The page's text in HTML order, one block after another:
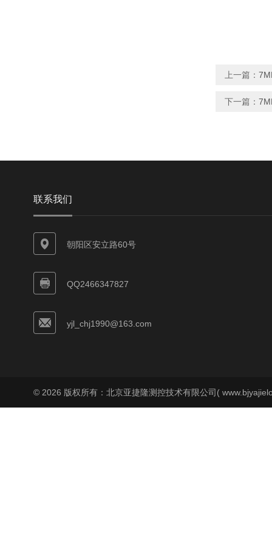
上一篇：
下一篇：
联系我们
朝阳区安立路60号
QQ2466347827
yjl_chj1990@163.com
© 2026 版权所有：北京亚捷隆测控技术有限公司(